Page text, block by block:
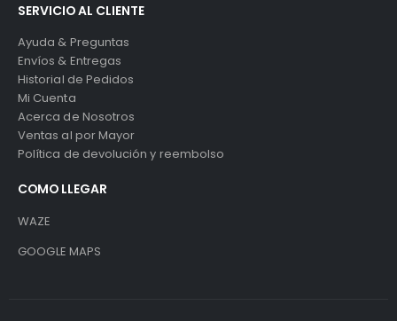
SERVICIO AL CLIENTE
Ayuda & Preguntas
Envíos & Entregas
Historial de Pedidos
Mi Cuenta
Acerca de Nosotros
Ventas al por Mayor
Política de devolución y reembolso
COMO LLEGAR
WAZE
GOOGLE MAPS